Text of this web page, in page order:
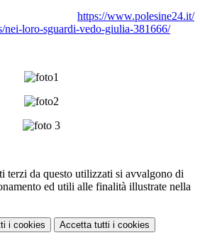
https://www.polesine24.it/
nei-loro-sguardi-vedo-giulia-381666/
terzi da questo utilizzati si avvalgono di
ed utili alle finalità illustrate nella
i cookies Accetta tutti i cookies